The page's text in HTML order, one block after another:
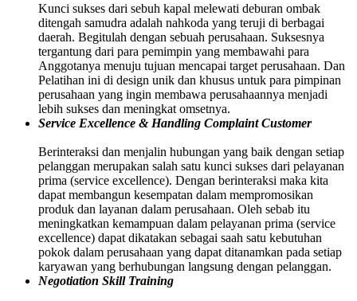
Kunci sukses dari sebuh kapal melewati deburan ombak
ditengah samudra adalah nahkoda yang teruji di berbagai
daerah. Begitulah dengan sebuah perusahaan. Suksesnya
tergantung dari para pemimpin yang membawahi para
Anggotanya menuju tujuan mencapai target perusahaan. Dan
Pelatihan ini di design unik dan khusus untuk para pimpinan
perusahaan yang ingin membawa perusahaannya menjadi
lebih sukses dan meningkat omsetnya.
Service Excellence & Handling Complaint Customer
Berinteraksi dan menjalin hubungan yang baik dengan setiap
pelanggan merupakan salah satu kunci sukses dari pelayanan
prima (service excellence). Dengan berinteraksi maka kita
dapat membangun kesempatan dalam mempromosikan
produk dan layanan dalam perusahaan. Oleh sebab itu
meningkatkan kemampuan dalam pelayanan prima (service
excellence) dapat dikatakan sebagai saah satu kebutuhan
pokok dalam perusahaan yang dapat ditanamkan pada setiap
karyawan yang berhubungan langsung dengan pelanggan.
Negotiation Skill Training